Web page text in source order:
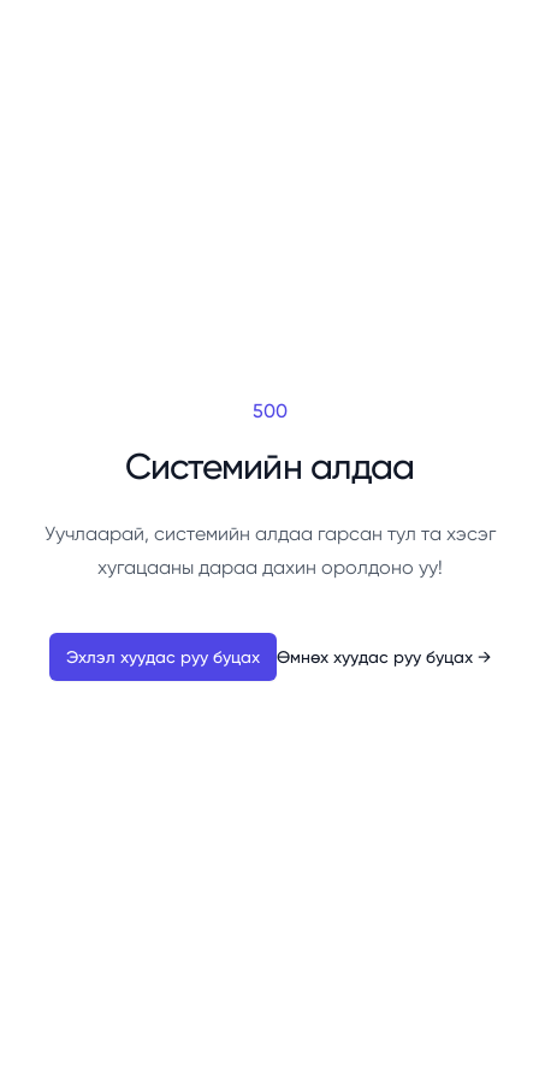
500
Системийн алдаа
Уучлаарай, системийн алдаа гарсан тул та хэсэг
хугацааны дараа дахин оролдоно уу!
Эхлэл хуудас руу буцах Өмнөх хуудас руу буцах →